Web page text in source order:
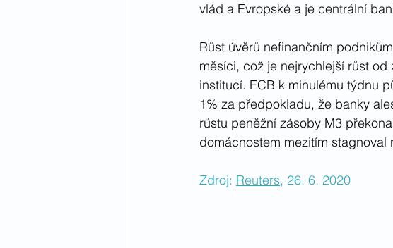
vlád a Evropské a je centrální
Růst úvěrů nefinančním
měsíci, což je nejrychlejší růst
institucí. ECB k minulému týdnu
1% za předpokladu, že banky
růstu peněžní zásoby M3
domácnostem mezitím stagnoval
Zdroj: Reuters, 26. 6. 2020